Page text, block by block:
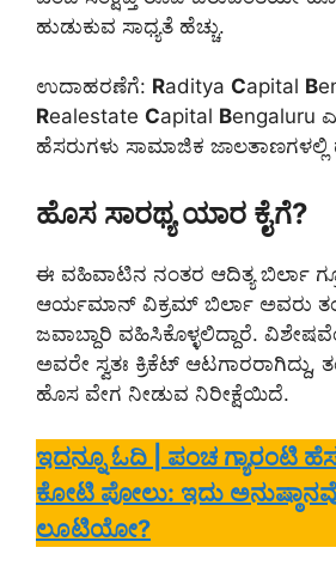
ಹುಡುಕುವ ಸಾಧ್ಯತೆ ಹೆಚ್ಚು.
ಉದಾಹರಣೆಗೆ: Raditya Capital B
Realestate Capital Bengaluru
ಹೆಸರುಗಳು ಸಾಮಾಜಿಕ ಜಾಲತಾಣಗಳಲ್ಲಿ
ಹೊಸ ಸಾರಥ್ಯ ಯಾರ ಕೈಗೆ?
ಈ ವಹಿವಾಟಿನ ನಂತರ ಆದಿತ್ಯ ಬಿರ್ಲಾ
ಆರ್ಯಮಾನ್ ವಿಕ್ರಮ್ ಬಿರ್ಲಾ ಅವರು
ಜವಾಬ್ದಾರಿ ವಹಿಸಿಕೊಳ್ಳಲಿದ್ದಾರೆ.
ಅವರೇ ಸ್ವತಃ ಕ್ರಿಕೆಟ್
ಹೊಸ ವೇಗ ನೀಡುವ ನಿರೀಕ್ಷೆಯಿದೆ.
ಇದನ್ನೂ ಓದಿ | ಪಂಚ ಗ್ಯಾರಂಟಿ
ಕೋಟಿ ಪೋಲು: ಇದು
ಲೂಟಿಯೋ?